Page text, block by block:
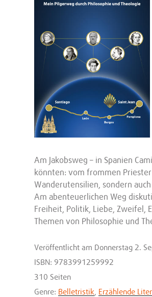
Am Jakobsweg – in Spanien
könnten: vom frommen
Wanderutensilien, sondern
Am abenteuerlichen Weg
Freiheit, Politik, Liebe, Zweifel,
Themen von Philosophie und
Veröffentlicht am Donnerstag 2.
ISBN: 9783991259992
310 Seiten
Genre: Belletristik Erzählende